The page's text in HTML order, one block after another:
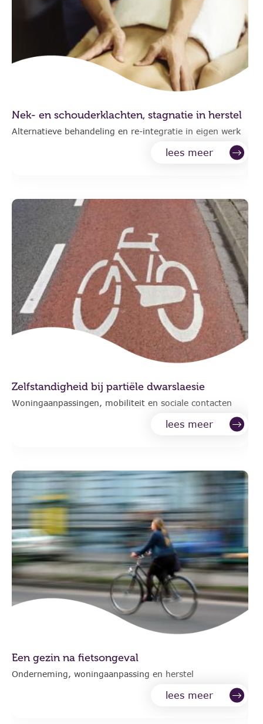
Nek- en schouderklachten, stagnatie in herstel
Alternatieve behandeling en re-integratie in eigen werk
lees meer
Zelfstandigheid bij partiële dwarslaesie
Woningaanpassingen, mobiliteit en sociale contacten
lees meer
Een gezin na fietsongeval
Onderneming, woningaanpassing en herstel
lees meer